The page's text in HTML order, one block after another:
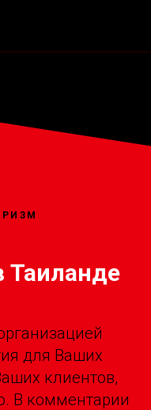
Таиланде
для Ваших
клиентов,
В комментарии